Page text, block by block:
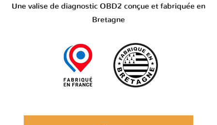
Une valise de diagnostic OBD2 conçue et fabriquée en
Bretagne